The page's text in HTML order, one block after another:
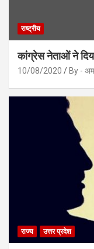
राष्ट्रीय
कांग्रेस नेताओं ने
10/08/2020 By -
राज्य उत्तर प्रदेश